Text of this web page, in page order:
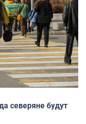
северяне будут